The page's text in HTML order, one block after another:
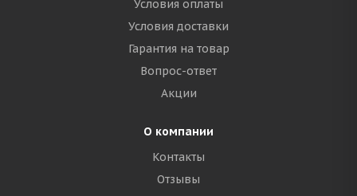
Условия оплаты
Условия доставки
Гарантия на товар
Вопрос-ответ
Акции
О компании
Контакты
Отзывы